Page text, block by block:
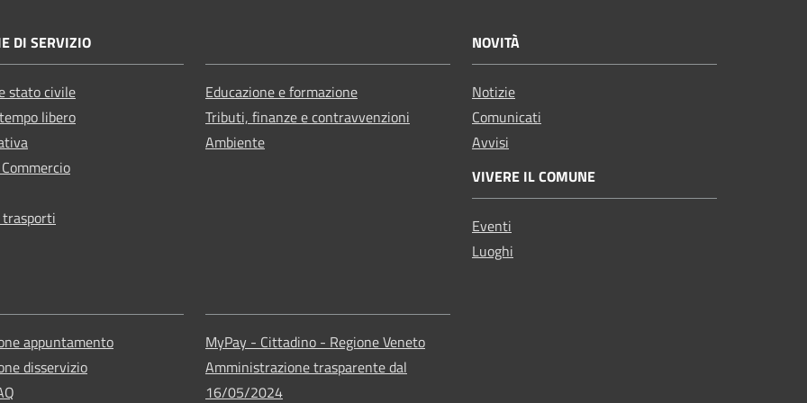
DI SERVIZIO
stato civile
libero
Educazione e formazione
Tributi, finanze e contravvenzioni
Ambiente
NOVITÀ
Notizie
Comunicati
Avvisi
VIVERE IL COMUNE
Eventi
Luoghi
appuntamento
disservizio
MyPay - Cittadino - Regione Veneto
Amministrazione trasparente dal
16/05/2024